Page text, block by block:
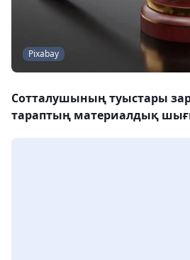
Pixabay
Сотталушының туыстары
тараптың материалдық